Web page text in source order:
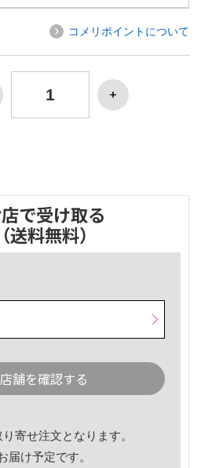
コメリポイントについて
で受け取る
（送料無料）
舗を確認する
寄せ注文となります。
届け予定です。